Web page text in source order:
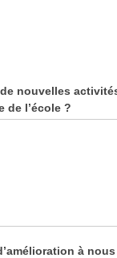
nouvelles
de l’école ?
à